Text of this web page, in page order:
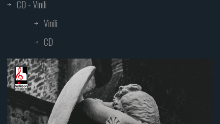
CD - Vinili
Vinili
CD